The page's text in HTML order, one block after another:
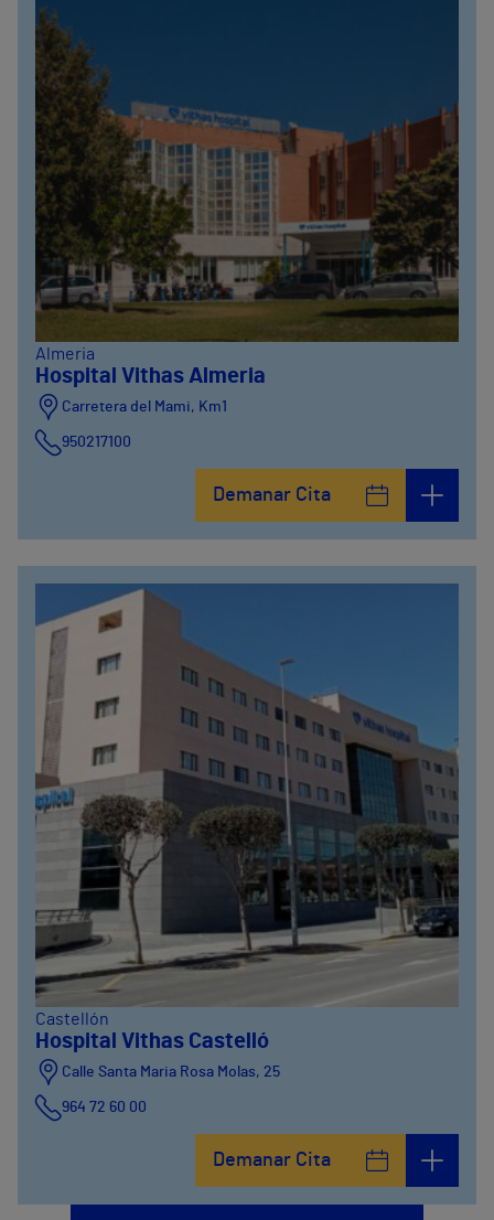
Almeria
Hospital Vithas Almeria
Carretera del Mami, Km1
950217100
Demanar Cita
Castellón
Hospital Vithas Castelló
Calle Santa Maria Rosa Molas, 25
964 72 60 00
Demanar Cita